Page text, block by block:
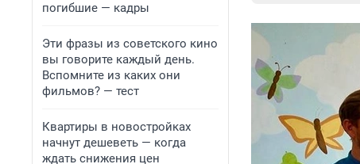
погибшие — кадры
Эти фразы из советского кино
вы говорите каждый день.
Вспомните из каких они
фильмов? — тест
Квартиры в новостройках
начнут дешеветь — когда
ждать снижения цен